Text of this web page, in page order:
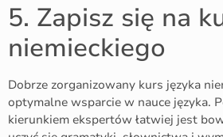
5. Zapisz się na
niemieckiego
Dobrze zorganizowany kurs języka
optymalne wsparcie w nauce języka.
kierunkiem ekspertów łatwiej jest